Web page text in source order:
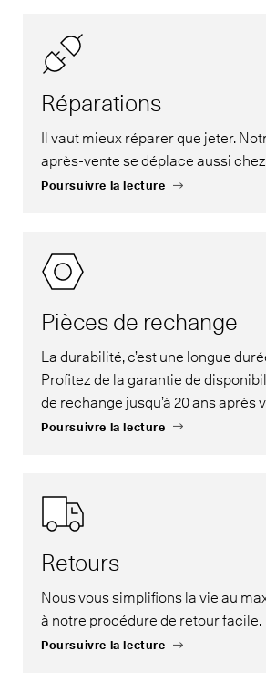
Réparations
Il vaut mieux réparer que jeter.
après-vente se déplace aussi
Poursuivre la lecture
Pièces de rechange
La durabilité, c’est une longue
Profitez de la garantie de
de rechange jusqu’à 20 ans après
Poursuivre la lecture
Retours
Nous vous simplifions la vie au
à notre procédure de retour facile.
Poursuivre la lecture